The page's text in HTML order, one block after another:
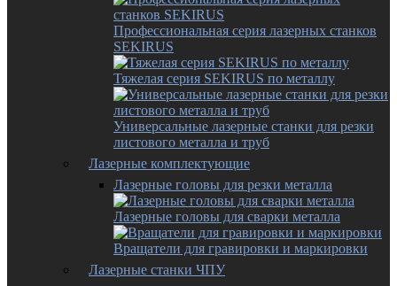
Профессиональная серия лазерных станков
SEKIRUS
Тяжелая серия SEKIRUS по металлу
Универсальные лазерные станки для резки
листового металла и труб
Лазерные комплектующие
Лазерные головы для резки металла
Лазерные головы для сварки металла
Вращатели для гравировки и маркировки
Лазерные станки ЧПУ